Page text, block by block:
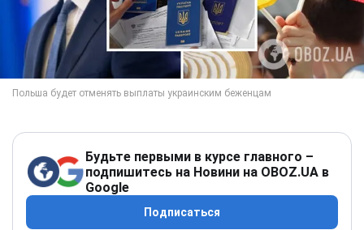
Будьте первыми в курсе главного –
подпишитесь на Новини на OBOZ.UA в
Google
Подписаться